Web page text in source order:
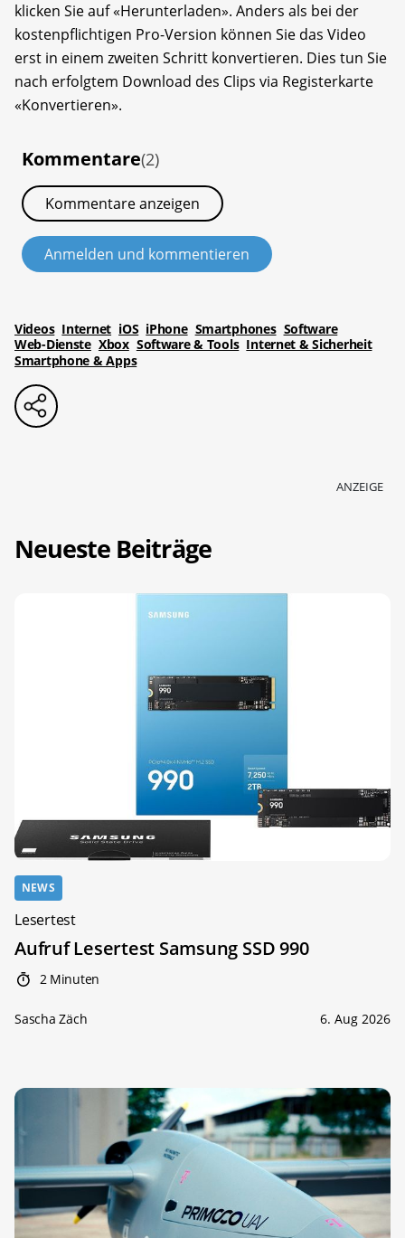
klicken Sie auf «Herunterladen». Anders als bei der
kostenpflichtigen Pro-Version können Sie das Video
erst in einem zweiten Schritt konvertieren. Dies tun Sie
nach erfolgtem Download des Clips via Registerkarte
«Konvertieren».
Kommentare(2)
Kommentare anzeigen
Anmelden und kommentieren
Videos Internet iOS iPhone Smartphones Software
Web-Dienste Xbox Software & Tools Internet & Sicherheit
Smartphone & Apps
ANZEIGE
Neueste Beiträge
NEWS
Lesertest
Aufruf Lesertest Samsung SSD 990
2 Minuten
Sascha Zäch 6. Aug 2026